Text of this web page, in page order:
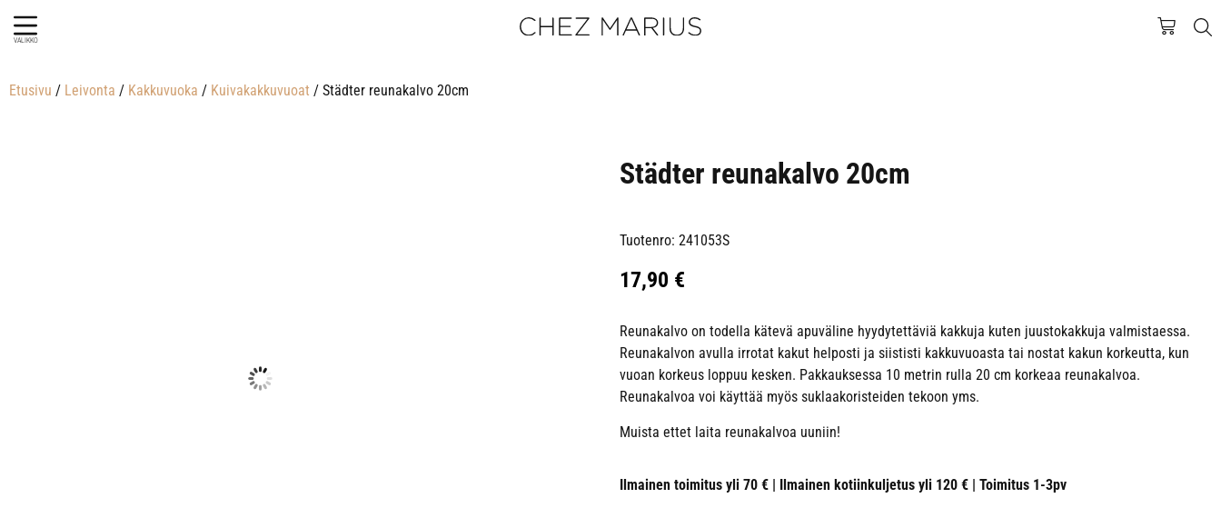
VALIKKO
Etusivu / Leivonta / Kakkuvuoka / Kuivakakkuvuoat / Städter reunakalvo 20cm
Städter reunakalvo 20cm
Tuotenro: 241053S
17,90 €
Reunakalvo on todella kätevä apuväline hyydytettäviä kakkuja kuten juustokakkuja valmistaessa.
Reunakalvon avulla irrotat kakut helposti ja siististi kakkuvuoasta tai nostat kakun korkeutta, kun
vuoan korkeus loppuu kesken. Pakkauksessa 10 metrin rulla 20 cm korkeaa reunakalvoa.
Reunakalvoa voi käyttää myös suklaakoristeiden tekoon yms.
Muista ettet laita reunakalvoa uuniin!
Ilmainen toimitus yli 70 € | Ilmainen kotiinkuljetus yli 120 € | Toimitus 1-3pv